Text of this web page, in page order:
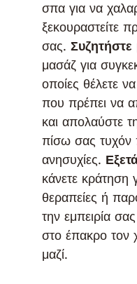
σπα για να
ξεκουραστείτε
σας. Συζητήστε
μασάζ για
οποίες θέλετε
που πρέπει να
και απολαύστε
πίσω σας τυχόν
ανησυχίες.
κάνετε κράτηση
θεραπείες ή
την εμπειρία
στο έπακρο τον
μαζί.